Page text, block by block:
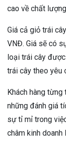
cao về chất
Giá cả giỏ trái
VNĐ. Giá sẽ có
loại trái cây
trái cây theo yêu
Khách hàng
những đánh giá
sự tỉ mỉ trong
châm kinh